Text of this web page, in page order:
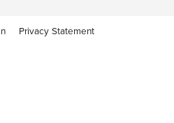
Privacy Statement